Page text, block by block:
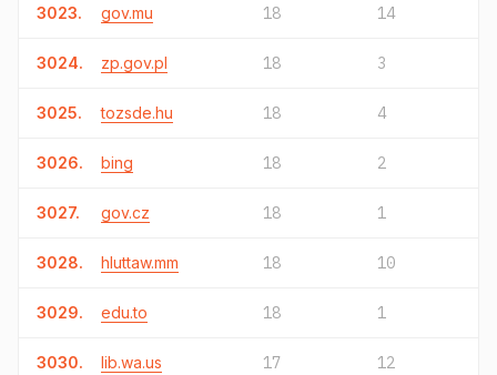
3023. gov.mu 18 14
3024. zp.gov.pl 18 3
3025. tozsde.hu 18 4
3026. bing 18 2
3027. gov.cz 18 1
3028. hluttaw.mm 18 10
3029. edu.to 18 1
3030. lib.wa.us 17 12